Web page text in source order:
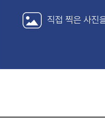
직접 찍은 사진